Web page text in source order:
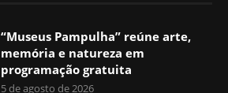
“Museus Pampulha” reúne arte,
memória e natureza em
programação gratuita
5 de agosto de 2026